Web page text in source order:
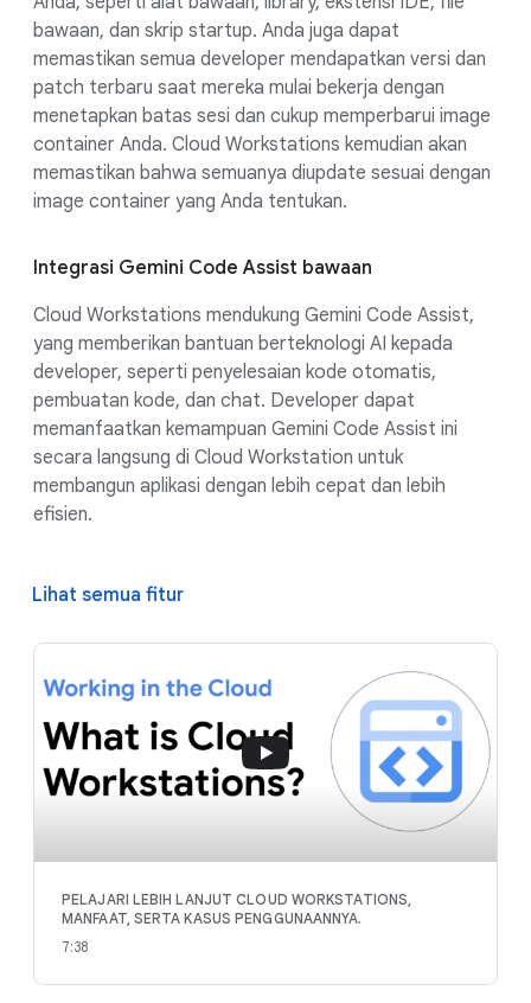
bawaan, dan skrip startup. Anda juga dapat
memastikan semua developer mendapatkan versi dan
patch terbaru saat mereka mulai bekerja dengan
menetapkan batas sesi dan cukup memperbarui image
container Anda. Cloud Workstations kemudian akan
memastikan bahwa semuanya diupdate sesuai dengan
image container yang Anda tentukan.
Integrasi Gemini Code Assist bawaan
Cloud Workstations mendukung Gemini Code Assist,
yang memberikan bantuan berteknologi AI kepada
developer, seperti penyelesaian kode otomatis,
pembuatan kode, dan chat. Developer dapat
memanfaatkan kemampuan Gemini Code Assist ini
secara langsung di Cloud Workstation untuk
membangun aplikasi dengan lebih cepat dan lebih
efisien.
Lihat semua fitur
PELAJARI LEBIH LANJUT CLOUD WORKSTATIONS,
MANFAAT, SERTA KASUS PENGGUNAANNYA.
7:38